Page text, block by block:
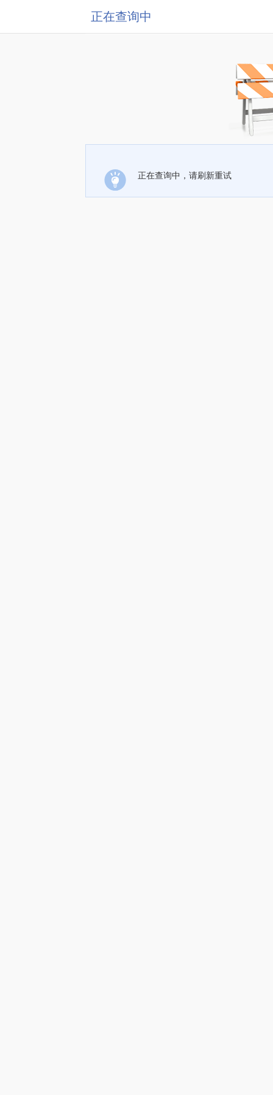
正在查询中
正在查询中，请刷新重试